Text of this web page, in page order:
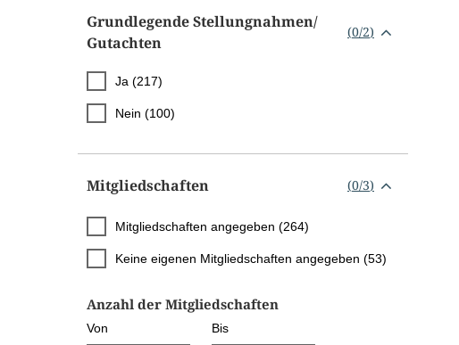
Grundlegende Stellungnahmen/​
Gutachten
(0/2)
Ja (217)
Nein (100)
Mitgliedschaften (0/3)
Mitgliedschaften angegeben (264)
Keine eigenen Mitgliedschaften angegeben (53)
Anzahl der Mitgliedschaften
Von Bis